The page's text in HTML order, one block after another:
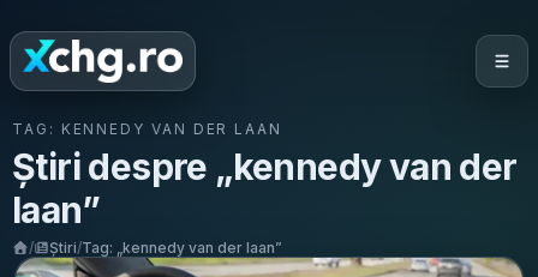
TAG: KENNEDY VAN DER LAAN
Știri despre „kennedy van der
laan”
/ Știri/Tag: „kennedy van der laan”